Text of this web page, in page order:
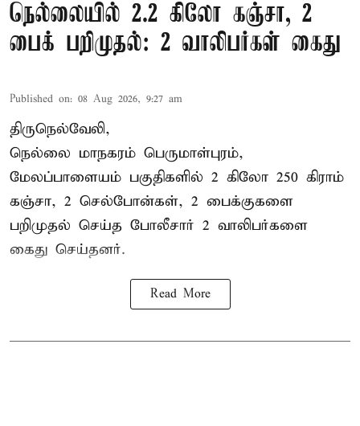
நெல்லையில் 2.2 கிலோ கஞ்சா, 2
பைக் பறிமுதல்: 2 வாலிபர்கள் கைது
Published on: 08 Aug 2026, 9:27 am
திருநெல்வேலி,
நெல்லை மாநகரம் பெருமாள்புரம்,
மேலப்பாளையம் பகுதிகளில் 2 கிலோ 250 கிராம்
கஞ்சா, 2 செல்போன்கள், 2 பைக்குகளை
பறிமுதல் செய்த போலீசார் 2 வாலிபர்களை
கைது செய்தனர்.
Read More